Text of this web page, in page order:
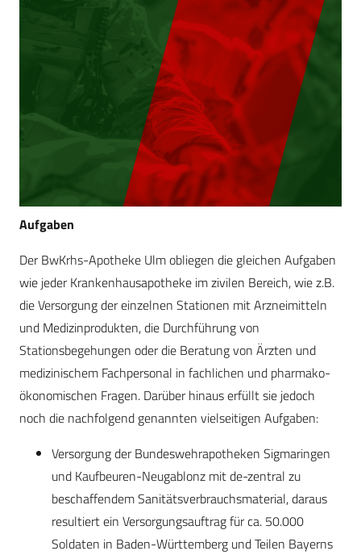
Aufgaben
Der BwKrhs-Apotheke Ulm obliegen die gleichen Aufgaben
wie jeder Krankenhausapotheke im zivilen Bereich, wie z.B.
die Versorgung der einzelnen Stationen mit Arzneimitteln
und Medizinprodukten, die Durchführung von
Stationsbegehungen oder die Beratung von Ärzten und
medizinischem Fachpersonal in fachlichen und pharmako-
ökonomischen Fragen. Darüber hinaus erfüllt sie jedoch
noch die nachfolgend genannten vielseitigen Aufgaben:
Versorgung der Bundeswehrapotheken Sigmaringen
und Kaufbeuren-Neugablonz mit de-zentral zu
beschaffendem Sanitätsverbrauchsmaterial, daraus
resultiert ein Versorgungsauftrag für ca. 50.000
Soldaten in Baden-Württemberg und Teilen Bayerns